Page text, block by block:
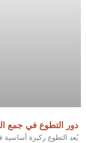
دور التطوع في جمع
يُعد التطوع ركيزة